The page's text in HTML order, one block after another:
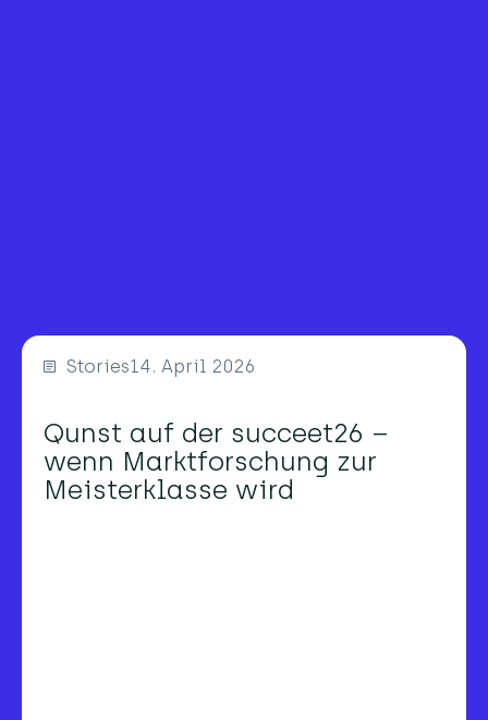
Stories14. April 2026
Qunst auf der succeet26 –
wenn Marktforschung zur
Meisterklasse wird